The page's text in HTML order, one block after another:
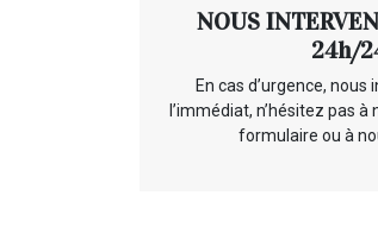
NOUS
24h/
En cas d’urgence, nous
l’immédiat, n’hésitez pas
formulaire ou à